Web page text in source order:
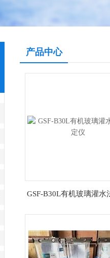
产品中心
GSF-B30L有机玻璃灌水